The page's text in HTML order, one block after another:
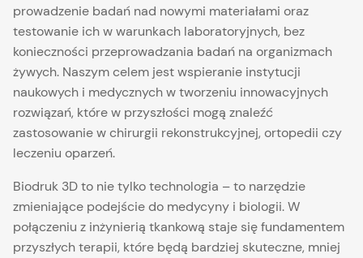
prowadzenie badań nad nowymi materiałami oraz
testowanie ich w warunkach laboratoryjnych, bez
konieczności przeprowadzania badań na organizmach
żywych. Naszym celem jest wspieranie instytucji
naukowych i medycznych w tworzeniu innowacyjnych
rozwiązań, które w przyszłości mogą znaleźć
zastosowanie w chirurgii rekonstrukcyjnej, ortopedii czy
leczeniu oparzeń.
Biodruk 3D to nie tylko technologia – to narzędzie
zmieniające podejście do medycyny i biologii. W
połączeniu z inżynierią tkankową staje się fundamentem
przyszłych terapii, które będą bardziej skuteczne, mniej